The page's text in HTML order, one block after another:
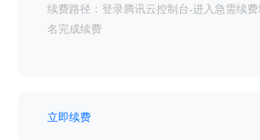
续费路径：登录腾讯云控制台-进入急需续
名完成续费
立即续费